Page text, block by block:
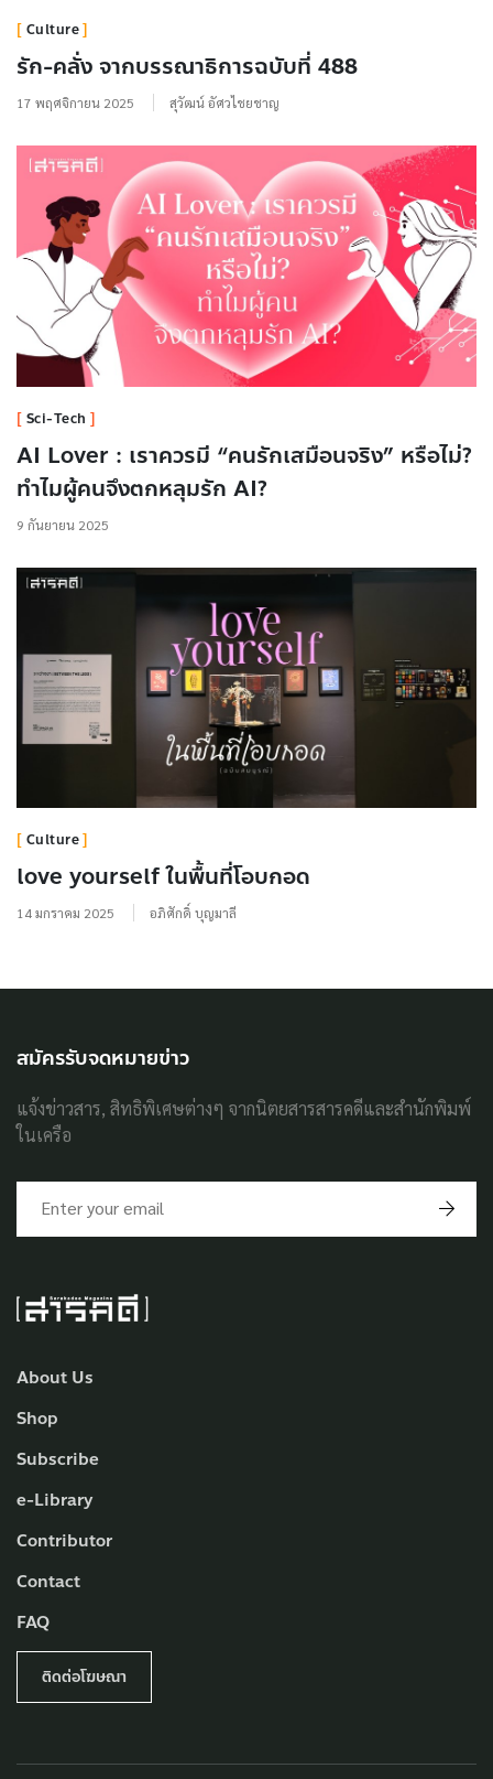
Culture
รัก-คลั่ง จากบรรณาธิการฉบับที่ 488
17 พฤศจิกายน 2025 สุวัฒน์ อัศวไชยชาญ
Sci-Tech
AI Lover : เราควรมี “คนรักเสมือนจริง” หรือไม่?
ทำไมผู้คนจึงตกหลุมรัก AI?
9 กันยายน 2025
Culture
love yourself ในพื้นที่โอบกอด
14 มกราคม 2025 อภิศักดิ์ บุญมาลี
About Us
Shop
Subscribe
e-Library
Contributor
Contact
FAQ
ติดต่อโฆษณา
สมัครรับจดหมายข่าว
แจ้งข่าวสาร, สิทธิพิเศษต่างๆ จากนิตยสารสารคดีและสำนักพิมพ์
ในเครือ